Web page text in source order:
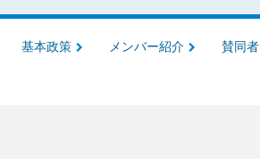
基本政策 メンバー紹介 賛同者